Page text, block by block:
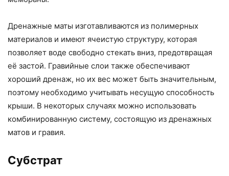
Дренажные маты изготавливаются из полимерных
материалов и имеют ячеистую структуру, которая
позволяет воде свободно стекать вниз, предотвращая
её застой. Гравийные слои также обеспечивают
хороший дренаж, но их вес может быть значительным,
поэтому необходимо учитывать несущую способность
крыши. В некоторых случаях можно использовать
комбинированную систему, состоящую из дренажных
матов и гравия.
Субстрат